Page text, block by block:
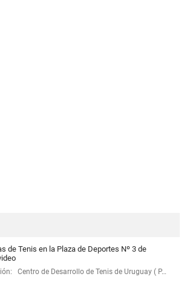
de Tenis en la Plaza de Deportes Nº 3 de
Centro de Desarrollo de Tenis de Uruguay ( P…